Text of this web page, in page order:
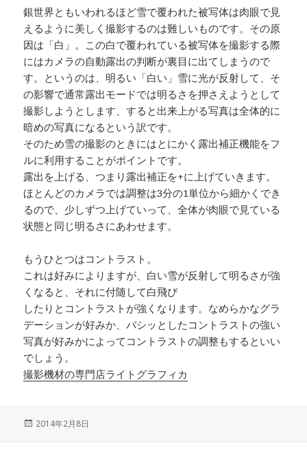
銀世界ともいわれるほど雪で覆われた被写体は肉眼で見
えるように美しく撮影するのは難しいものです。その原
因は「白」。この白で覆われている被写体を撮影する際
にはカメラの自動露出の判断が裏目に出てしまうので
す。というのは、明るい「白い」雪に光が反射して、そ
の影響で通常露出モードでは明るさを押さえようとして
撮影しようとします、すると出来上がる写真は全体的に
暗めの写真になるという訳です。
そのため雪の撮影のときにはとにかく露出補正機能をフ
ルに利用することがポイントです。
露出を上げる、つまり露出補正を+に上げていきます。
ほとんどのカメラでは調整は3分の1単位から細かくでき
るので、少しずつ上げていって、全体が肉眼で見ている
状態と同じ明るさにあわせます。
もうひとつはコントラスト。
これは好みによりますが、白い雪が反射して明るさが強
くなると、それに付随して白飛び
したりとコントラストが強くなります。なめらかなグラ
デーションが好みか、バシッとしたコントラストの強い
写真が好みかによってコントラストの調整もするといい
でしょう。
撮影機材の専門店ライトグラフィカ
投
2014年2月8日